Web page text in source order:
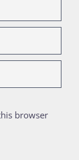
browser